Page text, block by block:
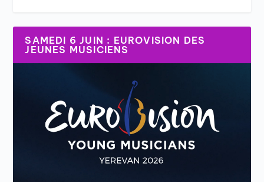
SAMEDI 6 JUIN : EUROVISION DES
JEUNES MUSICIENS